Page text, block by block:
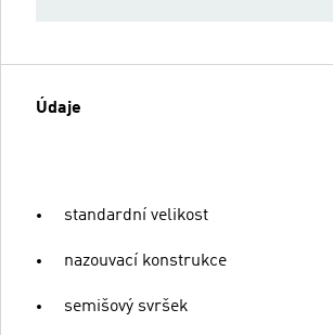
Údaje
standardní velikost
nazouvací konstrukce
semišový svršek